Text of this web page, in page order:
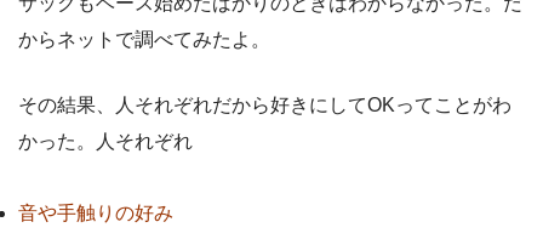
からネットで調べてみたよ。
その結果、人それぞれだから好きにしてOKってことがわ
かった。人それぞれ
音や手触りの好み